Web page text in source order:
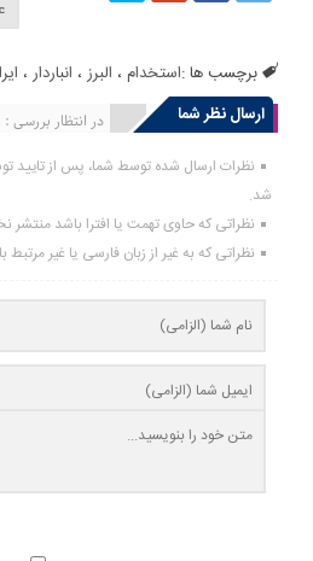
برچسب ها :استخدام ، البرز ، انباردار ،
ارسال نظر شما
در انتظار بررسی : 0 انتشار یافته : 0
نظرات ارسال شده توسط شما، پس از تایید
شد.
نظراتی که حاوی تهمت یا افترا باشد منتشر
نظراتی که به غیر از زبان فارسی یا غیر